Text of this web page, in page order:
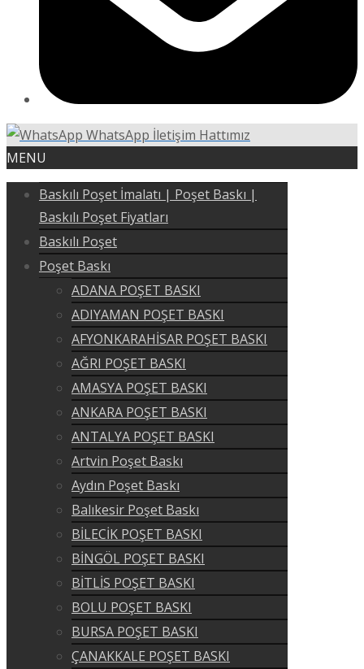
WhatsApp İletişim Hattımız
MENU
Baskılı Poşet İmalatı | Poşet Baskı |
Baskılı Poşet Fiyatları
Baskılı Poşet
Poşet Baskı
ADANA POŞET BASKI
ADIYAMAN POŞET BASKI
AFYONKARAHİSAR POŞET BASKI
AĞRI POŞET BASKI
AMASYA POŞET BASKI
ANKARA POŞET BASKI
ANTALYA POŞET BASKI
Artvin Poşet Baskı
Aydın Poşet Baskı
Balıkesir Poşet Baskı
BİLECİK POŞET BASKI
BİNGÖL POŞET BASKI
BİTLİS POŞET BASKI
BOLU POŞET BASKI
BURSA POŞET BASKI
ÇANAKKALE POŞET BASKI